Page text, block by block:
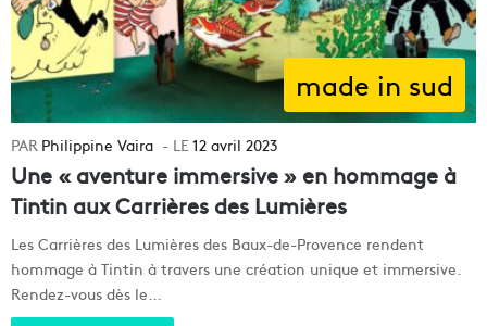
made in sud
Philippine Vaira 12 avril 2023
Une « aventure immersive » en hommage à
Tintin aux Carrières des Lumières
Les Carrières des Lumières des Baux-de-Provence rendent
hommage à Tintin à travers une création unique et immersive.
Rendez-vous dès le…